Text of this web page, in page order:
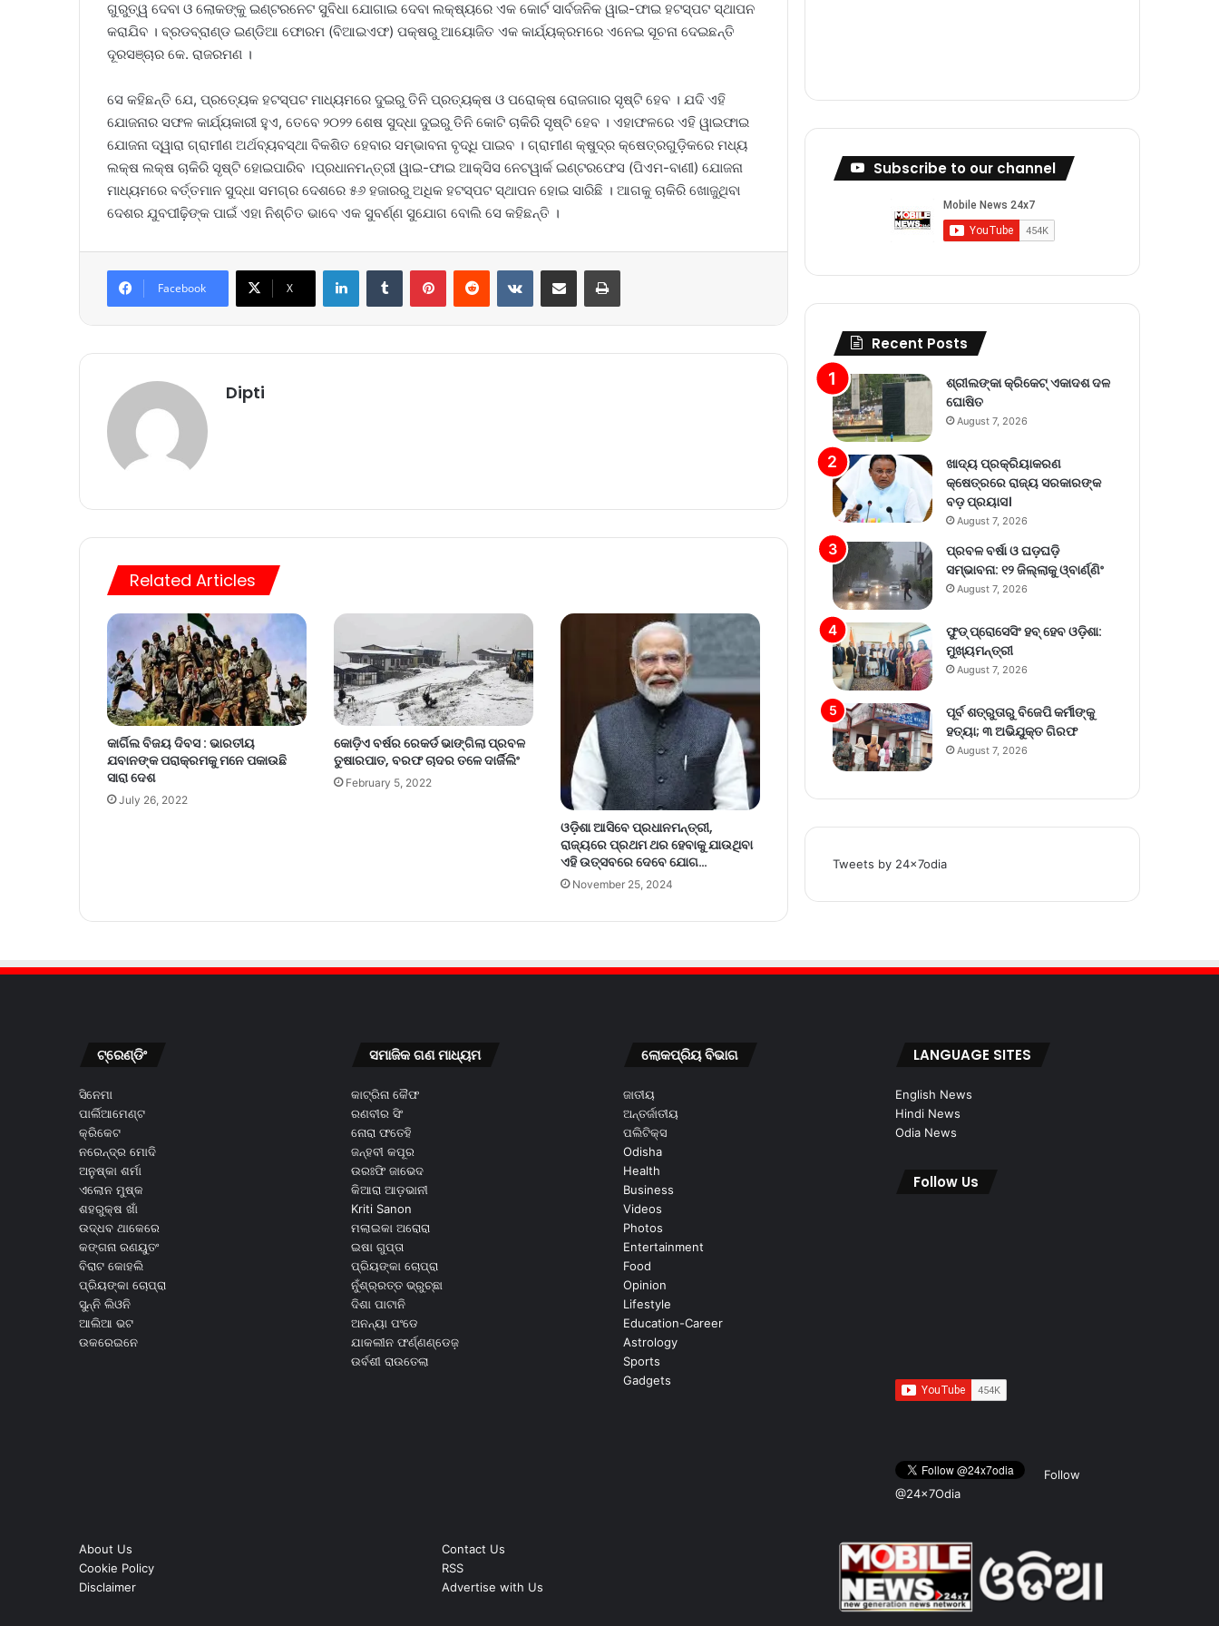
ଗୁରୁତ୍ୱ ଦେବା ଓ ଲୋକଙ୍କୁ ଇଣ୍ଟରନେଟ ସୁବିଧା ଯୋଗାଇ ଦେବା ଲକ୍ଷ୍ୟରେ ଏକ କୋର୍ଟ ସାର୍ବଜନିକ ୱାଇ-ଫାଇ ହଟସ୍ପଟ ସ୍ଥାପନ
କରାଯିବ । ବ୍ରଡବ୍ରାଣ୍ଡ ଇଣ୍ଡିଆ ଫୋରମ (ବିଆଇଏଫ) ପକ୍ଷରୁ ଆୟୋଜିତ ଏକ କାର୍ଯ୍ୟକ୍ରମରେ ଏନେଇ ସୂଚନା ଦେଇଛନ୍ତି
ଦୂରସଞ୍ଚାର କେ. ରାଜରମଣ ।
ସେ କହିଛନ୍ତି ଯେ, ପ୍ରତ୍ୟେକ ହଟସ୍ପଟ ମାଧ୍ୟମରେ ଦୁଇରୁ ତିନି ପ୍ରତ୍ୟକ୍ଷ ଓ ପରୋକ୍ଷ ରୋଜଗାର ସୃଷ୍ଟି ହେବ । ଯଦି ଏହି
ଯୋଜନାର ସଫଳ କାର୍ଯ୍ୟକାରୀ ହୁଏ, ତେବେ ୨୦୨୨ ଶେଷ ସୁଦ୍ଧା ଦୁଇରୁ ତିନି କୋଟି ଚାକିରି ସୃଷ୍ଟି ହେବ । ଏହାଫଳରେ ଏହି ୱାଇଫାଇ
ଯୋଜନା ଦ୍ୱାରା ଗ୍ରାମୀଣ ଅର୍ଥବ୍ୟବସ୍ଥା ବିକଶିତ ହେବାର ସମ୍ଭାବନା ବୃଦ୍ଧି ପାଇବ । ଗ୍ରାମୀଣ କ୍ଷୁଦ୍ର କ୍ଷେତ୍ରଗୁଡ଼ିକରେ ମଧ୍ୟ
ଲକ୍ଷ ଲକ୍ଷ ଚାକିରି ସୃଷ୍ଟି ହୋଇପାରିବ ।ପ୍ରଧାନମନ୍ତ୍ରୀ ୱାଇ-ଫାଇ ଆକ୍ସିସ ନେଟୱାର୍କ ଇଣ୍ଟରଫେସ (ପିଏମ-ବାଣୀ) ଯୋଜନା
ମାଧ୍ୟମରେ ବର୍ତ୍ତମାନ ସୁଦ୍ଧା ସମଗ୍ର ଦେଶରେ ୫୬ ହଜାରରୁ ଅଧିକ ହଟସ୍ପଟ ସ୍ଥାପନ ହୋଇ ସାରିଛି । ଆଗକୁ ଚାକିରି ଖୋଜୁଥିବା
ଦେଶର ଯୁବପୀଢ଼ିଙ୍କ ପାଇଁ ଏହା ନିଶ୍ଚିତ ଭାବେ ଏକ ସୁବର୍ଣ୍ଣ ସୁଯୋଗ ବୋଲି ସେ କହିଛନ୍ତି ।
Facebook X
Dipti
Related Articles
କାର୍ଗିଲ ବିଜୟ ଦିବସ : ଭାରତୀୟ
ଯବାନଙ୍କ ପରାକ୍ରମକୁ ମନେ ପକାଉଛି
ସାରା ଦେଶ
July 26, 2022
କୋଡ଼ିଏ ବର୍ଷର ରେକର୍ଡ ଭାଙ୍ଗିଲା ପ୍ରବଳ
ତୁଷାରପାତ, ବରଫ ଚାଦର ତଳେ ଦାର୍ଜିଲିଂ
February 5, 2022
ଓଡ଼ିଶା ଆସିବେ ପ୍ରଧାନମନ୍ତ୍ରୀ,
ରାଜ୍ୟରେ ପ୍ରଥମ ଥର ହେବାକୁ ଯାଉଥିବା
ଏହି ଉତ୍ସବରେ ଦେବେ ଯୋଗ…
November 25, 2024
Subscribe to our channel
Recent Posts
ଶ୍ରୀଲଙ୍କା କ୍ରିକେଟ୍‌ ଏକାଦଶ ଦଳ
ଘୋଷିତ
August 7, 2026
ଖାଦ୍ୟ ପ୍ରକ୍ରିୟାକରଣ
କ୍ଷେତ୍ରରେ ରାଜ୍ୟ ସରକାରଙ୍କ
ବଡ଼ ପ୍ରୟାସ।
August 7, 2026
ପ୍ରବଳ ବର୍ଷା ଓ ଘଡ଼ଘଡ଼ି
ସମ୍ଭାବନା: ୧୨ ଜିଲ୍ଲାକୁ ଓ୍ବାର୍ଣ୍ଣିଂ
August 7, 2026
ଫୁଡ୍ ପ୍ରୋସେସିଂ ହବ୍ ହେବ ଓଡ଼ିଶା:
ମୁଖ୍ୟମନ୍ତ୍ରୀ
August 7, 2026
ପୂର୍ବ ଶତ୍ରୁତାରୁ ବିଜେପି କର୍ମୀଙ୍କୁ
ହତ୍ୟା; ୩ ଅଭିଯୁକ୍ତ ଗିରଫ
August 7, 2026
Tweets by 24x7odia
ଟ୍ରେଣ୍ଡିଂ
ସିନେମା
ପାର୍ଲିଆମେଣ୍ଟ
କ୍ରିକେଟ
ନରେନ୍ଦ୍ର ମୋଦି
ଅନୁଷ୍କା ଶର୍ମା
ଏଲୋନ ମୁଷ୍କ
ଶହରୁକ୍ଷ ଖାଁ
ଉଦ୍ଧବ ଥାକେରେ
କଙ୍ଗନା ରଣୟୁତଂ
ବିରାଟ କୋହଲି
ପ୍ରିୟଙ୍କା ଚୋପ୍ରା
ସୁନ୍ନି ଲିଓନି
ଆଲିଆ ଭଟ
ଉକରେଇନେ
ସମାଜିକ ଗଣ ମାଧ୍ୟମ
କାଟ୍ରିନା କୈଫ
ରଣବୀର ସିଂ
ନୋରା ଫତେହି
ଜନ୍ହବୀ କପୂର
ଉରଃଫି ଜାଭେଦ
କିଆରା ଆଡ଼ଭାନୀ
Kriti Sanon
ମଲାଇକା ଅରୋରା
ଇଷା ଗୁପ୍ତା
ପ୍ରିୟଙ୍କା ଚୋପ୍ରା
ନୁଁଶ୍ର୍ରତ୍ତ ଭ୍ରୁଚ୍ଛା
ଦିଶା ପାଟାନି
ଅନନ୍ୟା ପଂଡେ
ଯାକଲୀନ ଫର୍ଣ୍ଣଣ୍ଡେଜ଼
ଉର୍ବଶୀ ରାଉତେଲା
ଲୋକପ୍ରିୟ ବିଭାଗ
ଜାତୀୟ
ଅନ୍ତର୍ଜାତୀୟ
ପଲିଟିକ୍ସ
Odisha
Health
Business
Videos
Photos
Entertainment
Food
Opinion
Lifestyle
Education-Career
Astrology
Sports
Gadgets
LANGUAGE SITES
English News
Hindi News
Odia News
Follow Us
Follow
@24x7Odia
About Us
Cookie Policy
Disclaimer
Contact Us
RSS
Advertise with Us